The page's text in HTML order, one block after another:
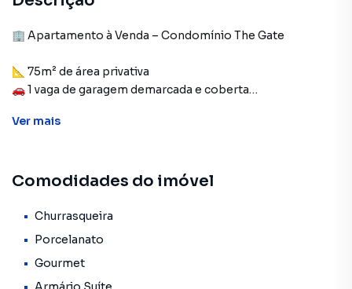
🏢 Apartamento à Venda – Condomínio The Gate
📐 75m² de área privativa
🚗 1 vaga de garagem demarcada e coberta
Apartamento moderno, bem distribuído e com excelente
✨ Características do Imóvel
🛏️ 3 Dormitórios, sendo 1 suíte
🛋️ Sala para ambientes integrados
🌅 Sacada com fechamento em vidro
Ver mais
Comodidades do imóvel
Churrasqueira
Porcelanato
Gourmet